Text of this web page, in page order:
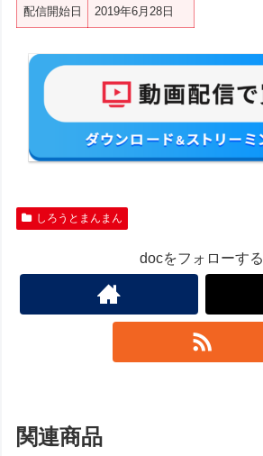
配信開始日 2019年6月28日
しろうとまんまん
docをフォローする
関連商品